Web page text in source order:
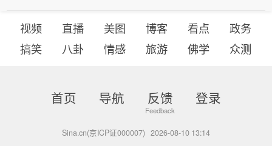
视频 直播 美图 博客 看点
政务
搞笑
八卦 情感 旅游 佛学 众测
首页 导航 反馈 登录
Sina.cn(京ICP证000007) 2026-08-10 13:14